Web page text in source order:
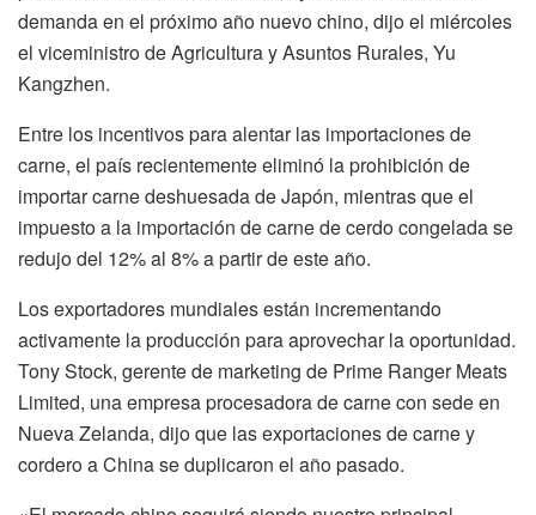
demanda en el próximo año nuevo chino, dijo el miércoles
el viceministro de Agricultura y Asuntos Rurales, Yu
Kangzhen.
Entre los incentivos para alentar las importaciones de
carne, el país recientemente eliminó la prohibición de
importar carne deshuesada de Japón, mientras que el
impuesto a la importación de carne de cerdo congelada se
redujo del 12% al 8% a partir de este año.
Los exportadores mundiales están incrementando
activamente la producción para aprovechar la oportunidad.
Tony Stock, gerente de marketing de Prime Ranger Meats
Limited, una empresa procesadora de carne con sede en
Nueva Zelanda, dijo que las exportaciones de carne y
cordero a China se duplicaron el año pasado.